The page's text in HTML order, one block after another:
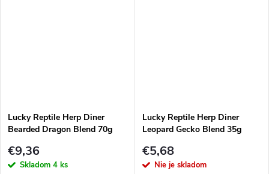
Lucky Reptile Herp Diner
Bearded Dragon Blend 70g
€9,36
Skladom 4 ks
Lucky Reptile Herp Diner
Leopard Gecko Blend 35g
€5,68
Nie je skladom